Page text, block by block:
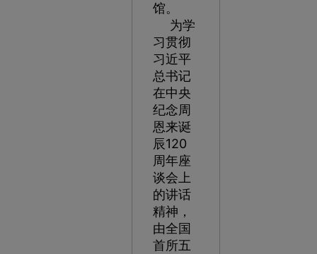
馆。
为学
习贯彻
习近平
总书记
在中央
纪念周
恩来诞
辰120
周年座
谈会上
的讲话
精神，
由全国
首所五